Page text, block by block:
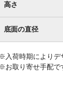
高さ
底面の直径
※入荷時期によりデ
※お取り寄せ手配で